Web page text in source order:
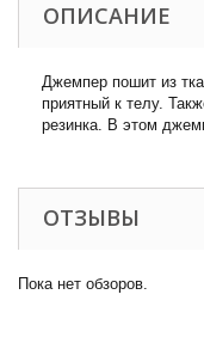
ОПИСАНИЕ
Джемпер пошит из
приятный к телу.
резинка. В этом
ОТЗЫВЫ
Пока нет обзоров.